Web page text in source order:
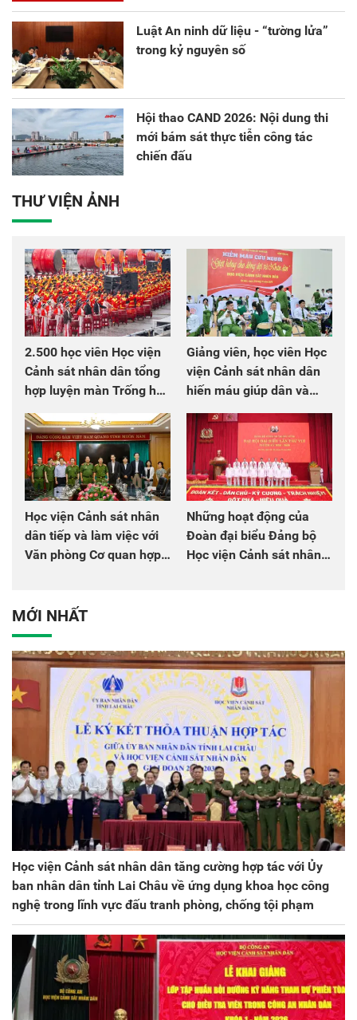
Luật An ninh dữ liệu - “tường lửa”
trong kỷ nguyên số
Hội thao CAND 2026: Nội dung thi
mới bám sát thực tiễn công tác
chiến đấu
THƯ VIỆN ẢNH
2.500 học viên Học viện
Cảnh sát nhân dân tổng
hợp luyện màn Trống hội
chào mừng Đại hội Đảng
Giảng viên, học viên Học
viện Cảnh sát nhân dân
hiến máu giúp dân và
đồng đội
Học viện Cảnh sát nhân
dân tiếp và làm việc với
Văn phòng Cơ quan hợp
Những hoạt động của
Đoàn đại biểu Đảng bộ
Học viện Cảnh sát nhân
MỚI NHẤT
Học viện Cảnh sát nhân dân tăng cường hợp tác với Ủy
ban nhân dân tỉnh Lai Châu về ứng dụng khoa học công
nghệ trong lĩnh vực đấu tranh phòng, chống tội phạm